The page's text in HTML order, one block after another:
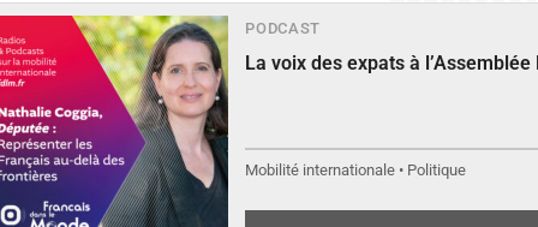
PODCAST
La voix des expats à
Mobilité internationale • Politique